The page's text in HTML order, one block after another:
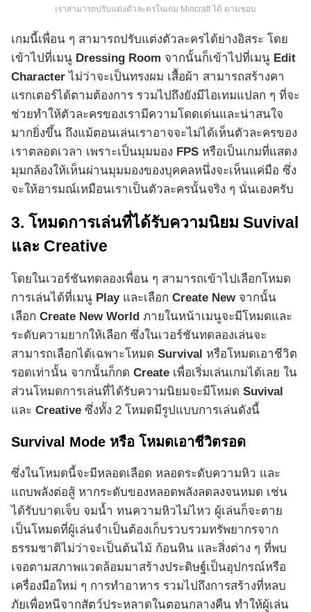
เราสามารถปรับแต่งตัวละครในเกม Mincraft ได้ ตามชอบ
เกมนี้เพื่อน ๆ สามารถปรับแต่งตัวละครได้ย่างอิสระ โดย
เข้าไปที่เมนู Dressing Room จากนั้นก็เข้าไปที่เมนู Edit
Character ไม่ว่าจะเป็นทรงผม เสื้อผ้า สามารถสร้างคา
แรกเตอร์ได้ตามต้องการ รวมไปถึงยังมีไอเทมแปลก ๆ ที่จะ
ช่วยทำให้ตัวละครของเรามีความโดดเด่นและน่าสนใจ
มากยิ่งขึ้น ถึงแม้ตอนเล่นเราอาจจะไม่ได้เห็นตัวละครของ
เราตลอดเวลา เพราะเป็นมุมมอง FPS หรือเป็นเกมที่แสดง
มุมกล้องให้เห็นผ่านมุมมองของบุคคลหนึ่งจะเห็นแค่มือ ซึ่ง
จะให้อารมณ์เหมือนเราเป็นตัวละครนั้นจริง ๆ นั่นเองครับ
3. โหมดการเล่นที่ได้รับความนิยม Suvival
และ Creative
โดยในเวอร์ชันทดลองเพื่อน ๆ สามารถเข้าไปเลือกโหมด
การเล่นได้ที่เมนู Playและเลือก Create Newจากนั้น
เลือก Create New World ภายในหน้าเมนูจะมีโหมดและ
ระดับความยากให้เลือก ซึ่งในเวอร์ชันทดลองเล่นจะ
สามารถเลือกได้เฉพาะโหมด Survival หรือโหมดเอาชีวิต
รอดเท่านั้น จากนั้นก็กด Create เพื่อเริ่มเล่นเกมได้เลย ใน
ส่วนโหมดการเล่นที่ได้รับความนิยมจะมีโหมด Suvival
และ Creative ซึ่งทั้ง 2 โหมดมีรูปแบบการเล่นดังนี้
Survival Mode หรือ โหมดเอาชีวิตรอด
ซึ่งในโหมดนี้จะมีหลอดเลือด หลอดระดับความหิว และ
แถบพลังต่อสู้ หากระดับของหลอดพลังลดลงจนหมด เช่น
ได้รับบาดเจ็บ จมน้ำ ทนความหิวไม่ไหว ผู้เล่นก็จะตาย
เป็นโหมดที่ผู้เล่นจำเป็นต้องเก็บรวบรวมทรัพยากรจาก
ธรรมชาติไม่ว่าจะเป็นต้นไม้ ก้อนหิน และสิ่งต่าง ๆ ที่พบ
เจอตามสภาพแวดล้อมมาสร้างประดิษฐ์เป็นอุปกรณ์หรือ
เครื่องมือใหม่ ๆ การทำอาหาร รวมไปถึงการสร้างที่หลบ
ภัยเพื่อหนีจากสัตว์ประหลาดในตอนกลางคืน ทำให้ผู้เล่น